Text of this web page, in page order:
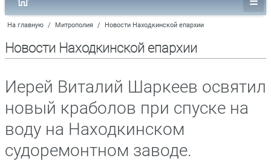
На главную / Митрополия / Новости Находкинской епархии
Новости Находкинской епархии
Иерей Виталий Шаркеев освятил
новый краболов при спуске на
воду на Находкинском
судоремонтном заводе.